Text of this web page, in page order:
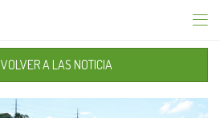
VOLVER A LAS NOTICIA